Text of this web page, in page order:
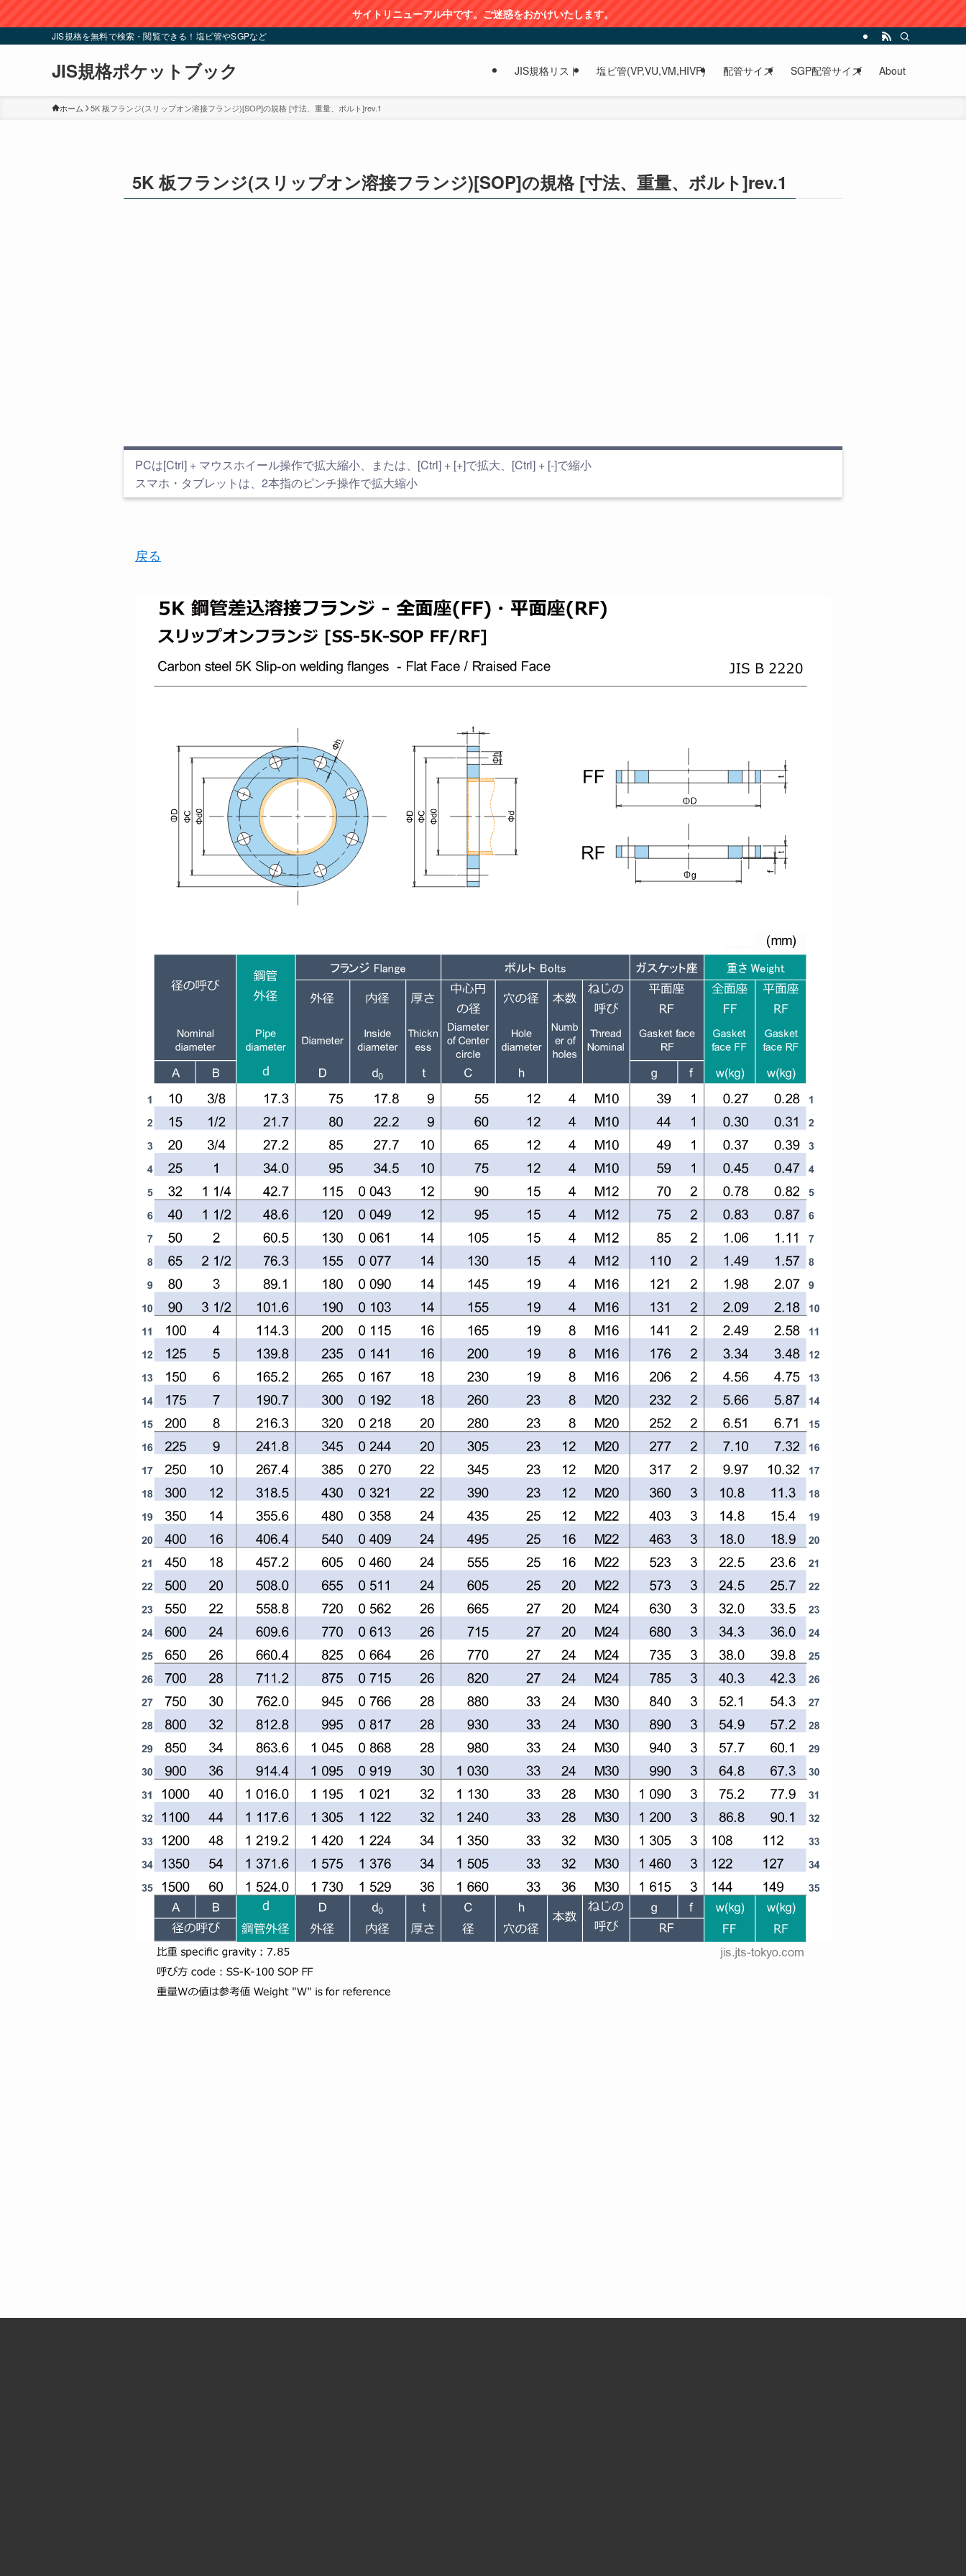
サイトリニューアル中です。ご迷惑をおかけいたします。
JIS規格を無料で検索・閲覧できる！塩ビ管やSGPなど
JIS規格ポケットブック JIS規格リスト 塩ビ管(VP,VU,VM,HIVP) 配管サイズ SGP配管サイズ About
ホーム 5K 板フランジ(スリップオン溶接フランジ)[SOP]の規格 [寸法、重量、ボルト]rev.1
5K 板フランジ(スリップオン溶接フランジ)[SOP]の規格 [寸法、重量、ボルト]rev.1
PCは[Ctrl] + マウスホイール操作で拡大縮小、または、[Ctrl] + [+]で拡大、[Ctrl] + [-]で縮小
スマホ・タブレットは、2本指のピンチ操作で拡大縮小
戻る